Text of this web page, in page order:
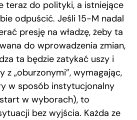
teraz do polityki, a istniejące
odpuścić. Jeśli 15-M nadal
presję na władzę, żeby ta
do wprowadzenia zmian,
ta będzie zatykać uszy i
„oburzonymi”, wymagając,
w sposób instytucjonalny
w wyborach), to
bez wyjścia. Każda ze